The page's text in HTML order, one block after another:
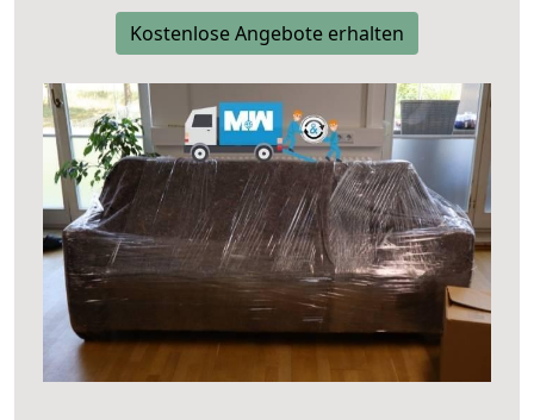
Kostenlose Angebote erhalten